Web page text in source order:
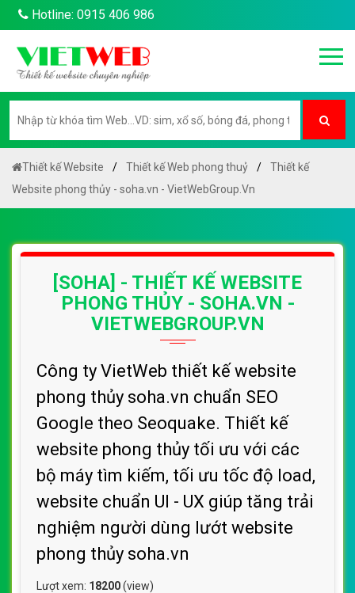
Hotline: 0915 406 986
Thiết kế Website Thiết kế Web phong thuỷ
Thiết kế
Website phong thủy - soha.vn - VietWebGroup.Vn
[SOHA] - THIẾT KẾ WEBSITE
PHONG THỦY - SOHA.VN -
VIETWEBGROUP.VN
Công ty VietWeb thiết kế website
phong thủy soha.vn chuẩn SEO
Google theo Seoquake. Thiết kế
website phong thủy tối ưu với các
bộ máy tìm kiếm, tối ưu tốc độ load,
website chuẩn UI - UX giúp tăng trải
nghiệm người dùng lướt website
phong thủy soha.vn
Lượt xem: 18200(view)